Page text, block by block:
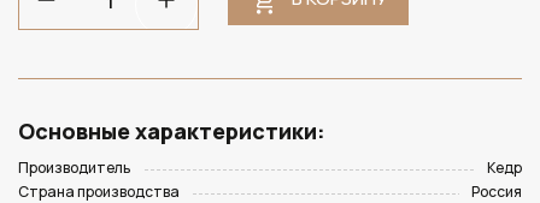
Основные характеристики:
Производитель
Кедр
Страна производства
Россия